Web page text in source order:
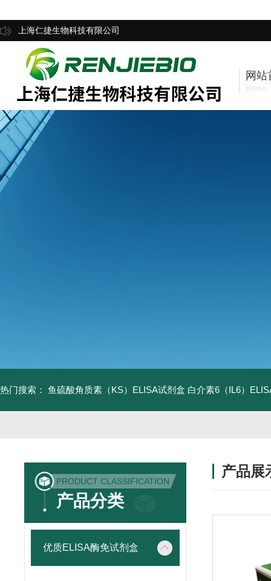
上海仁捷生物科技有限公司
网站
Home
热门搜索： 鱼硫酸角质素（KS）ELISA试剂盒 白介素6（IL6）
PRODUCT CLASSIFICATION
产品分类
优质ELISA酶免试剂盒
产品展